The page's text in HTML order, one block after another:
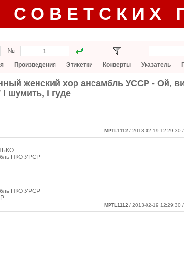
СОВЕТСКИХ
№
Произведения Этикетки Конверты Указатель
женский хор ансамбль УССР - Ой,
шумить, і гуде
MPTL1112 / 2013-02-19 12:29:30
НКО УРСР
НКО УРСР
MPTL1112 / 2013-02-19 12:29:30